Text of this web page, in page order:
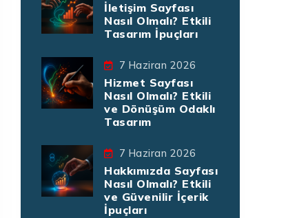
İletişim Sayfası
Nasıl Olmalı? Etkili
Tasarım İpuçları
7 Haziran 2026
Hizmet Sayfası
Nasıl Olmalı? Etkili
ve Dönüşüm Odaklı
Tasarım
7 Haziran 2026
Hakkımızda Sayfası
Nasıl Olmalı? Etkili
ve Güvenilir İçerik
İpuçları